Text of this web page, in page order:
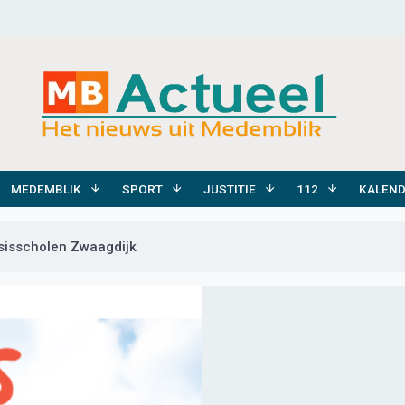
MEDEMBLIK SPORT JUSTITIE 112
Zwaagdijk